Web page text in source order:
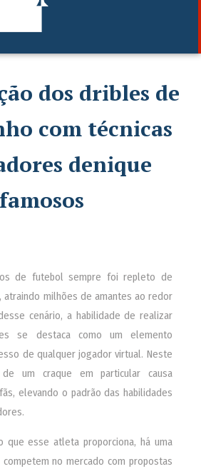
dos dribles de
com técnicas
denique
famosos
de futebol sempre foi repleto de
atraindo milhões de amantes ao redor
cenário, a habilidade de realizar
se destaca como um elemento
de qualquer jogador virtual. Neste
um craque em particular causa
elevando o padrão das habilidades
que esse atleta proporciona, há uma
no mercado com propostas